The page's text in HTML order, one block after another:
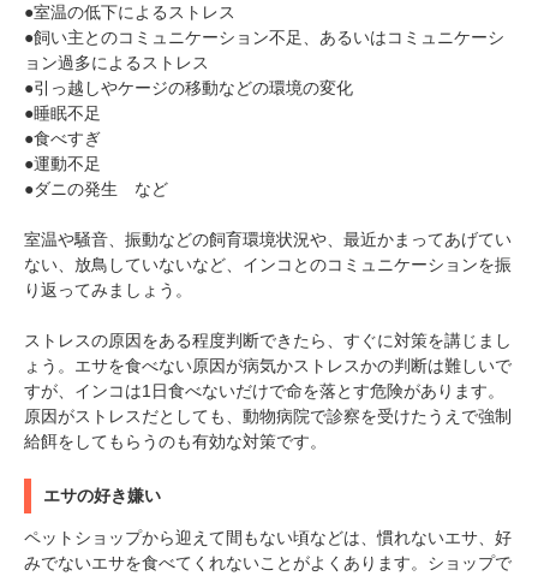
●室温の低下によるストレス
●飼い主とのコミュニケーション不足、あるいはコミュニケーシ
ョン過多によるストレス
●引っ越しやケージの移動などの環境の変化
●睡眠不足
●食べすぎ
●運動不足
●ダニの発生 など
室温や騒音、振動などの飼育環境状況や、最近かまってあげてい
ない、放鳥していないなど、インコとのコミュニケーションを振
り返ってみましょう。
ストレスの原因をある程度判断できたら、すぐに対策を講じまし
ょう。エサを食べない原因が病気かストレスかの判断は難しいで
すが、インコは1日食べないだけで命を落とす危険があります。
原因がストレスだとしても、動物病院で診察を受けたうえで強制
給餌をしてもらうのも有効な対策です。
エサの好き嫌い
ペットショップから迎えて間もない頃などは、慣れないエサ、好
みでないエサを食べてくれないことがよくあります。ショップで